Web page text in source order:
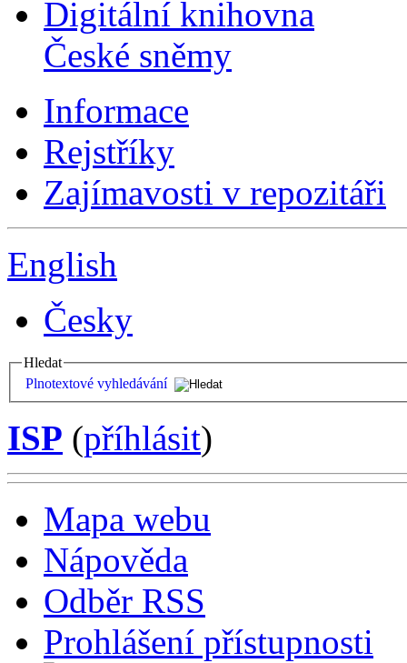
Digitální knihovna
České sněmy
Informace
Rejstříky
Zajímavosti v repozitáři
English
Česky
Hledat
Plnotextové vyhledávání
ISP (příhlásit)
Mapa webu
Nápověda
Odběr RSS
Prohlášení přístupnosti